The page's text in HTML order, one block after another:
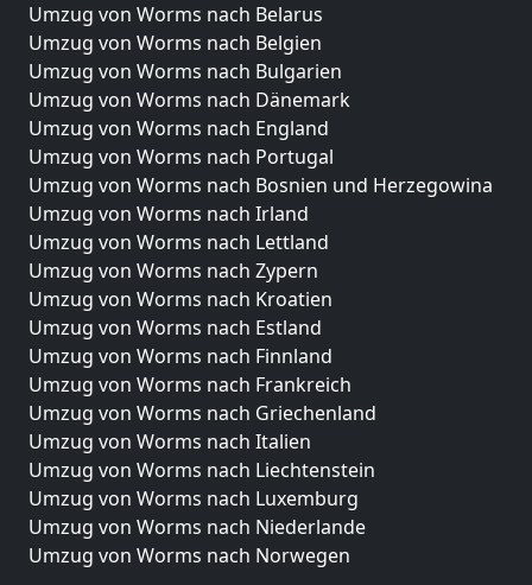
Umzug von Worms nach Belarus
Umzug von Worms nach Belgien
Umzug von Worms nach Bulgarien
Umzug von Worms nach Dänemark
Umzug von Worms nach England
Umzug von Worms nach Portugal
Umzug von Worms nach Bosnien und Herzegowina
Umzug von Worms nach Irland
Umzug von Worms nach Lettland
Umzug von Worms nach Zypern
Umzug von Worms nach Kroatien
Umzug von Worms nach Estland
Umzug von Worms nach Finnland
Umzug von Worms nach Frankreich
Umzug von Worms nach Griechenland
Umzug von Worms nach Italien
Umzug von Worms nach Liechtenstein
Umzug von Worms nach Luxemburg
Umzug von Worms nach Niederlande
Umzug von Worms nach Norwegen